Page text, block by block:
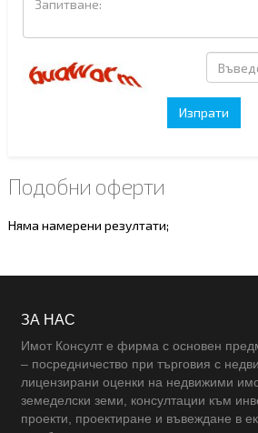
Подобни оферти
Няма намерени резултати;
ЗА НАС
Имот Консулт е фирма с основен
– посредничество при търговия с
лицензирани оценки на недвижими
земеделски земи, консултации към
проекти, проектиране и въвеждане в